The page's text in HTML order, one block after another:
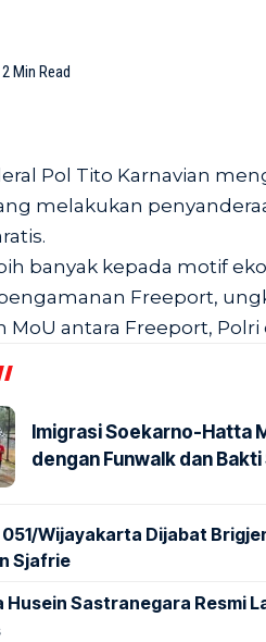
2 Min Read
Pol Tito Karnavian
melakukan
banyak kepada motif
Freeport,
MoU antara Freeport, Polri
Imigrasi Soekarno-Hatta
dengan Funwalk dan Bakti
Wijayakarta Dijabat
Sjafrie
Husein Sastranegara Resmi